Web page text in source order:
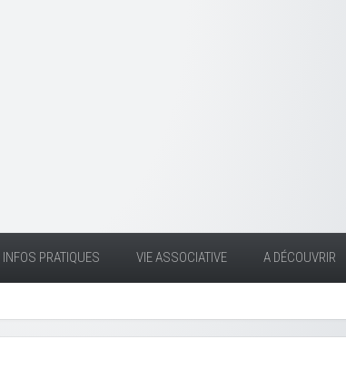
INFOS PRATIQUES VIE ASSOCIATIVE A DÉCOUVRIR